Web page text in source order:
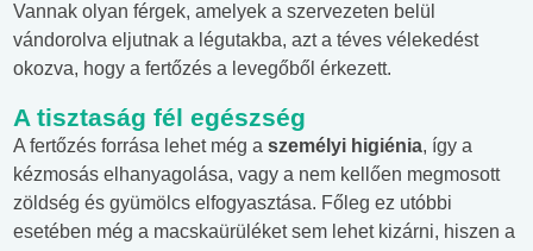
Vannak olyan férgek, amelyek a szervezeten belül
vándorolva eljutnak a légutakba, azt a téves vélekedést
okozva, hogy a fertőzés a levegőből érkezett.
A tisztaság fél egészség
A fertőzés forrása lehet még a személyi higiénia, így a
kézmosás elhanyagolása, vagy a nem kellően megmosott
zöldség és gyümölcs elfogyasztása. Főleg ez utóbbi
esetében még a macskaürüléket sem lehet kizárni, hiszen a